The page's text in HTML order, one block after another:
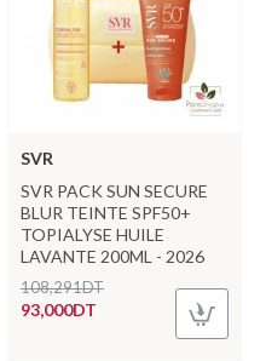
SVR
SVR PACK SUN SECURE
BLUR TEINTE SPF50+
TOPIALYSE HUILE
LAVANTE 200ML - 2026
93,000DT
108,291DT